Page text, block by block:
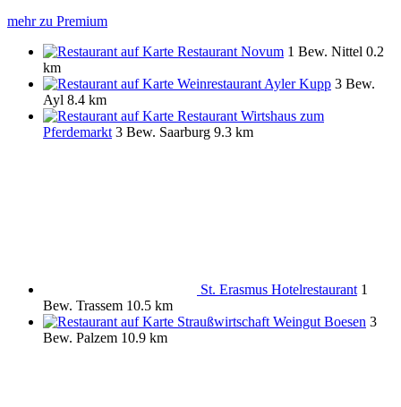
mehr zu Premium
Restaurant Novum 1 Bew. Nittel 0.2
km
Weinrestaurant Ayler Kupp 3 Bew.
Ayl 8.4 km
Restaurant Wirtshaus zum
Pferdemarkt 3 Bew. Saarburg 9.3 km
St. Erasmus Hotelrestaurant 1
Bew. Trassem 10.5 km
Straußwirtschaft Weingut Boesen 3
Bew. Palzem 10.9 km